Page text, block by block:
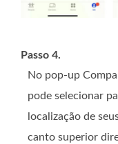
Passo 4.
No pop-up
pode selecionar
localização de
canto superior